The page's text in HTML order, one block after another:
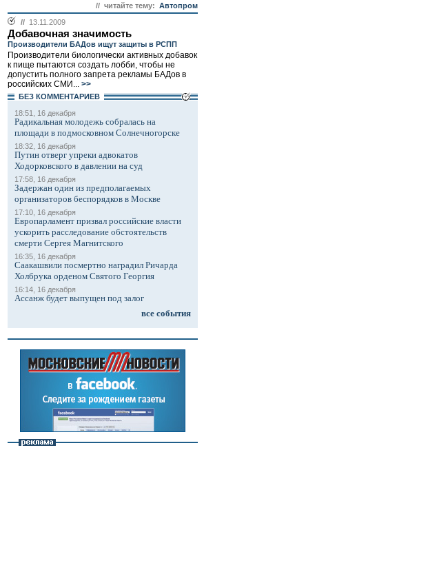
// читайте тему: Автопром
// 13.11.2009
Добавочная значимость
Производители БАДов ищут защиты в РСПП
Производители биологически активных добавок
к пище пытаются создать лобби, чтобы не
допустить полного запрета рекламы БАДов в
российских СМИ... >>
БЕЗ КОМMЕНТАРИЕВ
18:51, 16 декабря
Радикальная молодежь собралась на
площади в подмосковном Солнечногорске
18:32, 16 декабря
Путин отверг упреки адвокатов
Ходорковского в давлении на суд
17:58, 16 декабря
Задержан один из предполагаемых
организаторов беспорядков в Москве
17:10, 16 декабря
Европарламент призвал российские власти
ускорить расследование обстоятельств
смерти Сергея Магнитского
16:35, 16 декабря
Саакашвили посмертно наградил Ричарда
Холбрука орденом Святого Георгия
16:14, 16 декабря
Ассанж будет выпущен под залог
все события